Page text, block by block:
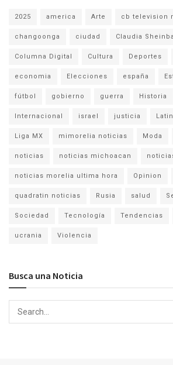
2025 america Arte cb television
changoonga ciudad Claudia
Columna Digital Cultura Deportes
economia Elecciones españa
fútbol gobierno guerra Historia
Internacional israel justicia
Liga MX mimorelia noticias Moda
noticias noticias michoacan
noticias morelia ultima hora Opinion
quadratin noticias Rusia salud
Sociedad Tecnología Tendencias
ucrania Violencia
Busca una Noticia